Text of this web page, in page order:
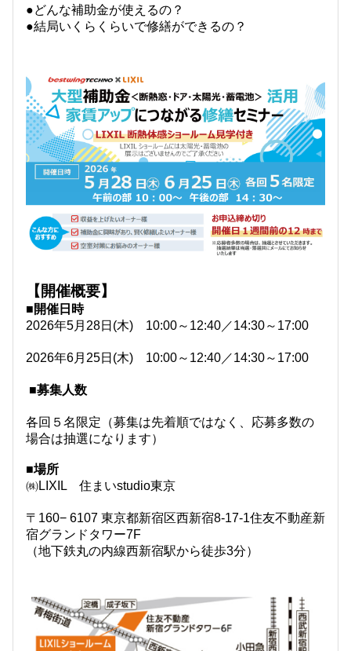
●どんな補助金が使えるの？
●結局いくらくらいで修繕ができるの？
【開催概要】
■開催日時
2026年5月28日(木) 10:00～12:40／14:30～17:00
2026年6月25日(木) 10:00～12:40／14:30～17:00
■募集人数
各回５名限定（募集は先着順ではなく、応募多数の
場合は抽選になります）
■場所
㈱LIXIL 住まいstudio東京
〒160− 6107 東京都新宿区西新宿8-17-1住友不動産新
宿グランドタワー7F
（地下鉄丸の内線西新宿駅から徒歩3分）